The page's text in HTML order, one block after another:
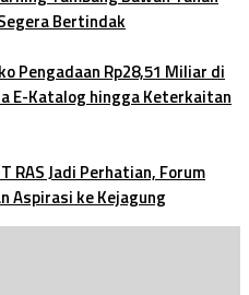
Bertindak
Pengadaan Rp28,51 Miliar di
E-Katalog hingga Keterkaitan
RAS Jadi Perhatian, Forum
Aspirasi ke Kejagung